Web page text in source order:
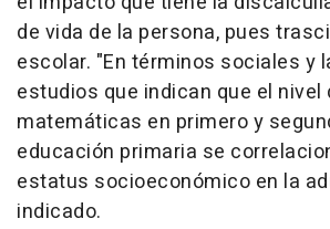
de vida de la persona, pues
escolar. "En términos sociales y
estudios que indican que el nivel
matemáticas en primero y
educación primaria se
estatus socioeconómico en la
indicado.